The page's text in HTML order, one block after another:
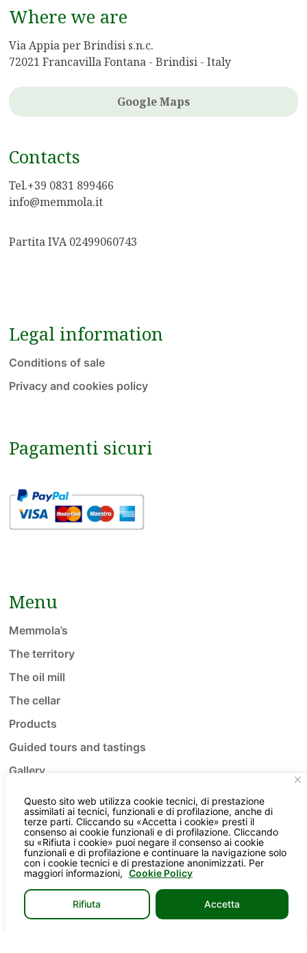
Questo sito web utilizza cookie tecnici, di prestazione
assimilati ai tecnici, funzionali e di profilazione, anche di
terze parti. Cliccando su «Accetta i cookie» presti il
consenso ai cookie funzionali e di profilazione. Cliccando
su «Rifiuta i cookie» puoi negare il consenso ai cookie
funzionali e di profilazione e continuare la navigazione solo
con i cookie tecnici e di prestazione anonimizzati. Per
maggiori informazioni, Cookie Policy
Rifiuta Accetta
Where we are
Via Appia per Brindisi s.n.c.
72021 Francavilla Fontana - Brindisi - Italy
Google Maps
Contacts
Tel.+39 0831 899466
info@memmola.it
Partita IVA 02499060743
Legal information
Conditions of sale
Privacy and cookies policy
Pagamenti sicuri
Menu
Memmola’s
The territory
The oil mill
The cellar
Products
Guided tours and tastings
Gallery
Contacts
Social